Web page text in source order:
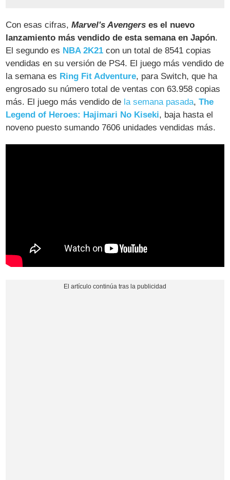
Con esas cifras,Marvel's Avengers es el nuevo
lanzamiento más vendido de esta semana en Japón.
El segundo es NBA 2K21 con un total de 8541 copias
vendidas en su versión de PS4. El juego más vendido de
la semana es Ring Fit Adventure, para Switch, que ha
engrosado su número total de ventas con 63.958 copias
más. El juego más vendido de la semana pasada,The
Legend of Heroes: Hajimari No Kiseki, baja hasta el
noveno puesto sumando 7606 unidades vendidas más.